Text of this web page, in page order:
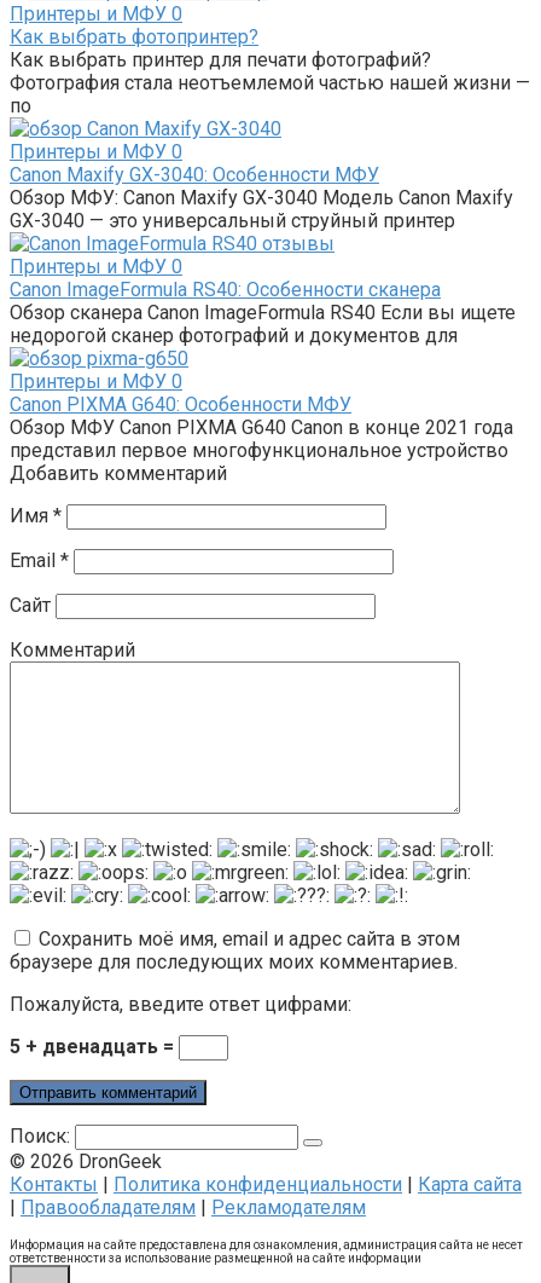
Принтеры и МФУ 0
Как выбрать фотопринтер?
Как выбрать принтер для печати фотографий?
Фотография стала неотъемлемой частью нашей жизни —
по
Принтеры и МФУ 0
Canon Maxify GX-3040: Особенности МФУ
Обзор МФУ: Canon Maxify GX-3040 Модель Canon Maxify
GX-3040 — это универсальный струйный принтер
Принтеры и МФУ 0
Canon ImageFormula RS40: Особенности сканера
Обзор сканера Canon ImageFormula RS40 Если вы ищете
недорогой сканер фотографий и документов для
Принтеры и МФУ 0
Canon PIXMA G640: Особенности МФУ
Обзор МФУ Canon PIXMA G640 Canon в конце 2021 года
представил первое многофункциональное устройство
Добавить комментарий
Имя *
Email *
Сайт
Комментарий
Сохранить моё имя, email и адрес сайта в этом
браузере для последующих моих комментариев.
Пожалуйста, введите ответ цифрами:
5 + двенадцать =
Поиск:
© 2026 DronGeek
Контакты | Политика конфиденциальности | Карта сайта
| Правообладателям | Рекламодателям
Информация на сайте предоставлена для ознакомления, администрация сайта не несет
ответственности за использование размещенной на сайте информации